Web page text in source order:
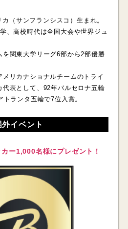
（サンフランシスコ）生まれ。
、高校時代は全国大会や世界ジュ
関東大学リーグ6部から2部優勝
リカナショナルチームのトライ
代表として、92年バルセロナ五輪
ランタ五輪で7位入賞。
外イベント
ー1,000名様にプレゼント！